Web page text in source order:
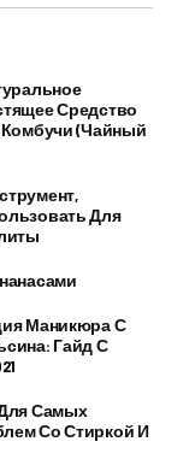
Средство
(чайный
Для
Маникюра С
Гайд С
Самых
Со Стиркой И